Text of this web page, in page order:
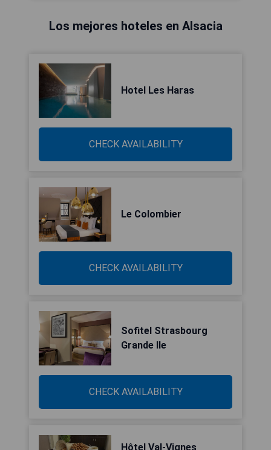
Los mejores hoteles en Alsacia
Hotel Les Haras
CHECK AVAILABILITY
Le Colombier
CHECK AVAILABILITY
Sofitel Strasbourg
Grande Ile
CHECK AVAILABILITY
Hôtel Val-Vignes